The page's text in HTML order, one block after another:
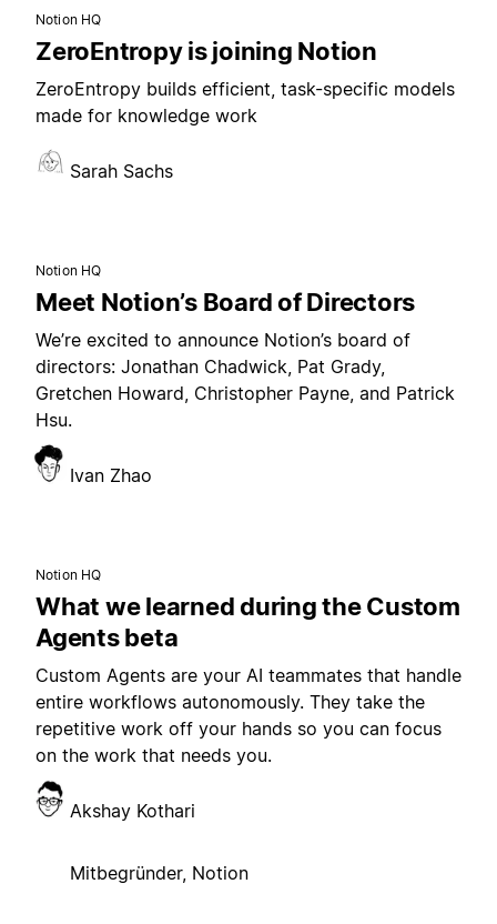
Notion HQ
ZeroEntropy is joining Notion
ZeroEntropy builds efficient, task-specific models
made for knowledge work
Sarah Sachs
Notion HQ
Meet Notion’s Board of Directors
We’re excited to announce Notion’s board of
directors: Jonathan Chadwick, Pat Grady,
Gretchen Howard, Christopher Payne, and Patrick
Hsu.
Ivan Zhao
Notion HQ
What we learned during the Custom
Agents beta
Custom Agents are your AI teammates that handle
entire workflows autonomously. They take the
repetitive work off your hands so you can focus
on the work that needs you.
Akshay Kothari
Mitbegründer, Notion